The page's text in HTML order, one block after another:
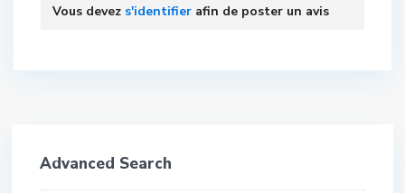
Vous devez s'identifier afin de poster un avis
Advanced Search